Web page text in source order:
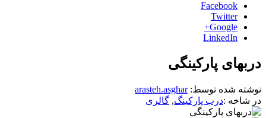
Facebook
Twitter
Google+
LinkedIn
دربهای پارکینگی
نوشته شده توسط:arasteh.asghar
در شاخه :درب پارکینگ, گالری